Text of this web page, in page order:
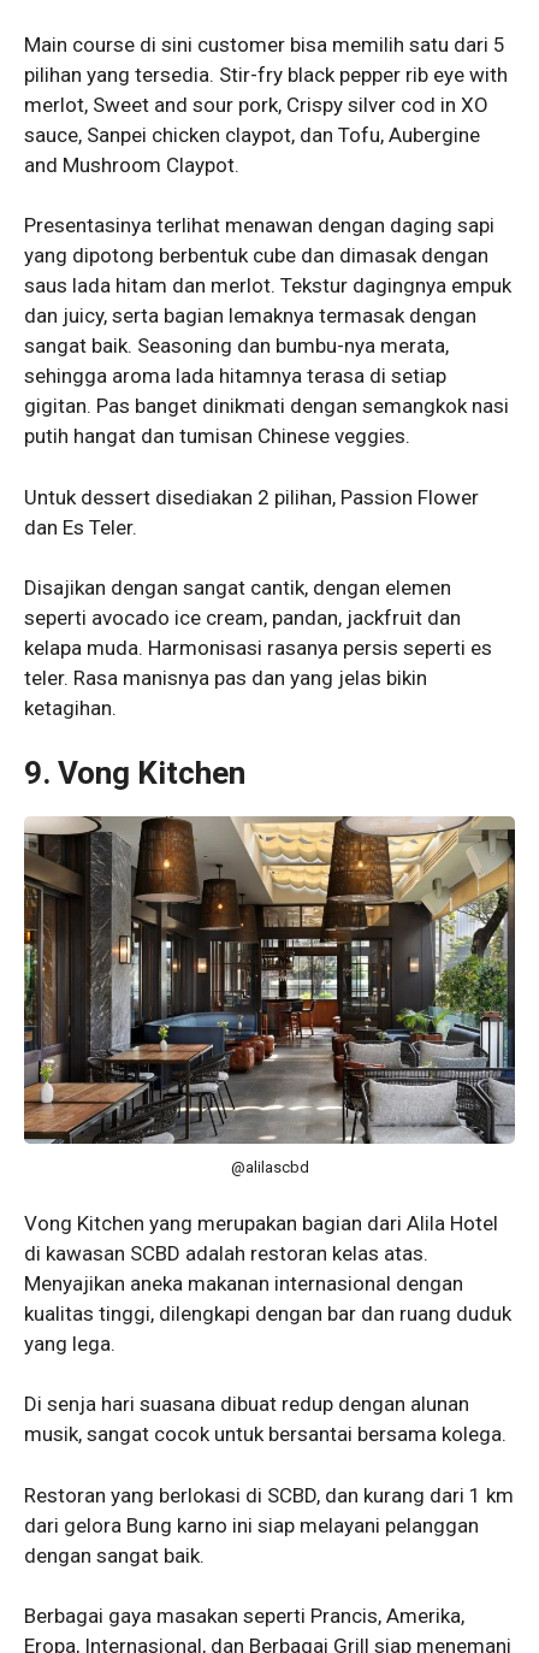
Main course di sini customer bisa memilih satu dari 5
pilihan yang tersedia. Stir-fry black pepper rib eye with
merlot, Sweet and sour pork, Crispy silver cod in XO
sauce, Sanpei chicken claypot, dan Tofu, Aubergine
and Mushroom Claypot.
Presentasinya terlihat menawan dengan daging sapi
yang dipotong berbentuk cube dan dimasak dengan
saus lada hitam dan merlot. Tekstur dagingnya empuk
dan juicy, serta bagian lemaknya termasak dengan
sangat baik. Seasoning dan bumbu-nya merata,
sehingga aroma lada hitamnya terasa di setiap
gigitan. Pas banget dinikmati dengan semangkok nasi
putih hangat dan tumisan Chinese veggies.
Untuk dessert disediakan 2 pilihan, Passion Flower
dan Es Teler.
Disajikan dengan sangat cantik, dengan elemen
seperti avocado ice cream, pandan, jackfruit dan
kelapa muda. Harmonisasi rasanya persis seperti es
teler. Rasa manisnya pas dan yang jelas bikin
ketagihan.
9. Vong Kitchen
@alilascbd
Vong Kitchen yang merupakan bagian dari Alila Hotel
di kawasan SCBD adalah restoran kelas atas.
Menyajikan aneka makanan internasional dengan
kualitas tinggi, dilengkapi dengan bar dan ruang duduk
yang lega.
Di senja hari suasana dibuat redup dengan alunan
musik, sangat cocok untuk bersantai bersama kolega.
Restoran yang berlokasi di SCBD, dan kurang dari 1 km
dari gelora Bung karno ini siap melayani pelanggan
dengan sangat baik.
Berbagai gaya masakan seperti Prancis, Amerika,
Eropa, Internasional, dan Berbagai Grill siap menemani